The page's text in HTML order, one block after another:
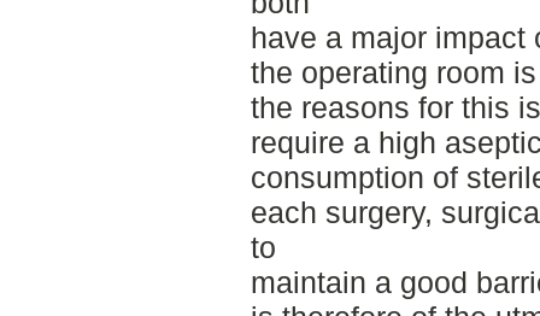
have a major impact
the operating room
the reasons for this
require a high
consumption of
each surgery,
to
maintain a good